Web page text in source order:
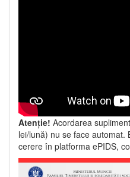
Atenție! Acordarea
lei/lună) nu se face automat.
cerere în platforma ePIDS,